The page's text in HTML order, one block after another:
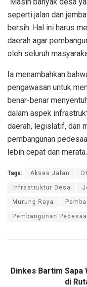
seperti jalan dan
bersih. Hal ini harus
daerah agar
oleh seluruh
Ia menambahkan
pengawasan untuk
benar-benar
dalam aspek
daerah, legislatif, dan
pembangunan
lebih cepat dan merata.
Tags: Akses Jalan
Infrastruktur Desa
Murung Raya
Pembangunan
Dinkes Bartim Sapa
di